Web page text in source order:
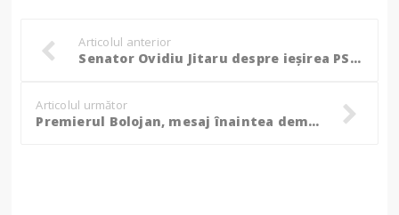
Articolul anterior
Senator Ovidiu Jitaru despre ieșirea PSD-ului de la guvernare: „Momentul actual nu este doar unul politic, ci unul care ține de direcția economică a României”
Articolul următor
Premierul Bolojan, mesaj înaintea demisiilor miniștrilor PSD: „Să fie păstrați sau eliberați oameni din funcții exclusiv pe competență!”